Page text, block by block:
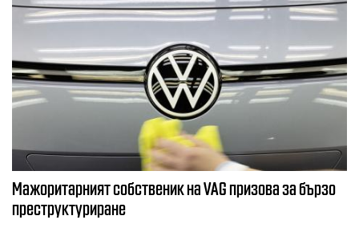
Мажоритарният собственик на VAG призова за бързо
преструктуриране